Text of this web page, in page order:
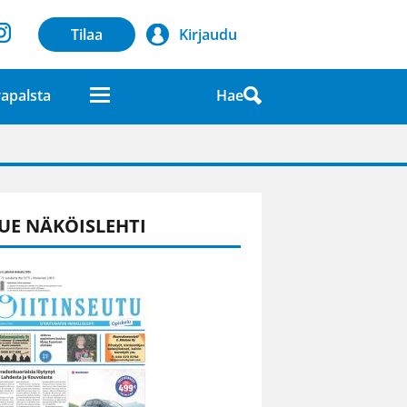
Tilaa Kirjaudu
Hae
lehdessä
NÄKÖISLEHTI